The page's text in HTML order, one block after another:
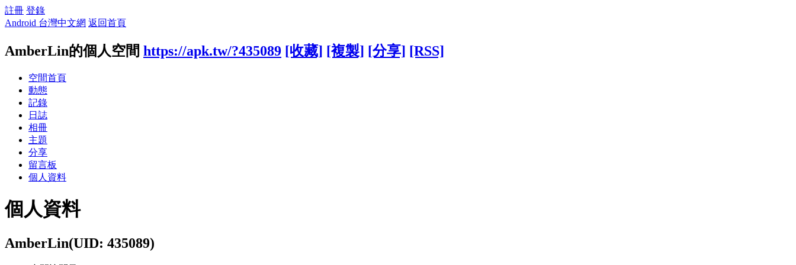
註冊 登錄
Android 台灣中文網 返回首頁
AmberLin的個人空間 https://apk.tw/?435089 [收藏] [複製] [分享] [RSS]
空間首頁
動態
記錄
日誌
相冊
主題
分享
留言板
個人資料
個人資料
AmberLin(UID: 435089)